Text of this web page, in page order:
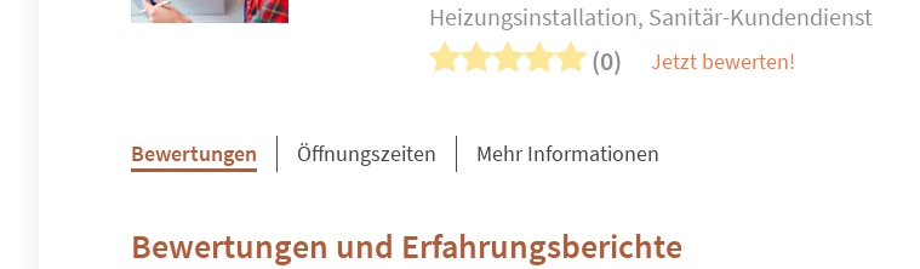
Heizungsinstallation, Sanitär-Kundendienst
(0) Jetzt bewerten!
Bewertungen Öffnungszeiten Mehr Informationen
Bewertungen und Erfahrungsberichte